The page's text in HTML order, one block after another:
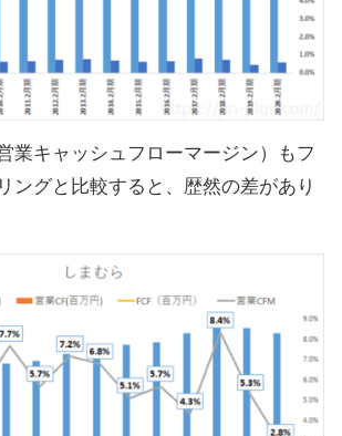
業キャッシュフローマージン）もフ
ングと比較すると、歴然の差があり